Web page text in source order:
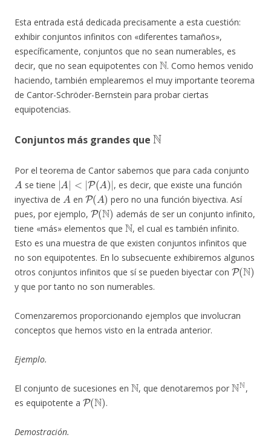
Esta entrada está dedicada precisamente a esta cuestión:
exhibir conjuntos infinitos con «diferentes tamaños»,
específicamente, conjuntos que no sean numerables, es
decir, que no sean equipotentes con
N
. Como hemos venido
haciendo, también emplearemos el muy importante teorema
de Cantor-Schröder-Bernstein para probar ciertas
equipotencias.
Conjuntos más grandes que
N
Por el teorema de Cantor sabemos que para cada conjunto
A
se tiene
|A| <|P(A)|
, es decir, que existe una función
inyectiva de
A
en
P( A)
pero no una función biyectiva. Así
pues, por ejemplo,
P(N)
además de ser un conjunto infinito,
tiene «más» elementos que
N
, el cual es también infinito.
Esto es una muestra de que existen conjuntos infinitos que
no son equipotentes. En lo subsecuente exhibiremos algunos
otros conjuntos infinitos que sí se pueden biyectar con
P(N)
y que por tanto no son numerables.
Comenzaremos proporcionando ejemplos que involucran
conceptos que hemos visto en la entrada anterior.
Ejemplo.
El conjunto de sucesiones en
N
, que denotaremos por
NN
,
es equipotente a
P(N)
.
Demostración.